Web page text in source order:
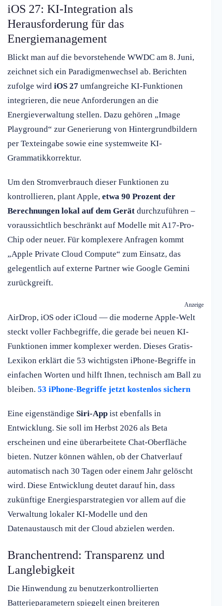
iOS 27: KI-Integration als
Herausforderung für das
Energiemanagement
Blickt man auf die bevorstehende WWDC am 8. Juni,
zeichnet sich ein Paradigmenwechsel ab. Berichten
zufolge wird iOS 27 umfangreiche KI-Funktionen
integrieren, die neue Anforderungen an die
Energieverwaltung stellen. Dazu gehören „Image
Playground“ zur Generierung von Hintergrundbildern
per Texteingabe sowie eine systemweite KI-
Grammatikkorrektur.
Um den Stromverbrauch dieser Funktionen zu
kontrollieren, plant Apple, etwa 90 Prozent der
Berechnungen lokal auf dem Gerät durchzuführen –
voraussichtlich beschränkt auf Modelle mit A17-Pro-
Chip oder neuer. Für komplexere Anfragen kommt
„Apple Private Cloud Compute“ zum Einsatz, das
gelegentlich auf externe Partner wie Google Gemini
zurückgreift.
Anzeige
AirDrop, iOS oder iCloud — die moderne Apple-Welt
steckt voller Fachbegriffe, die gerade bei neuen KI-
Funktionen immer komplexer werden. Dieses Gratis-
Lexikon erklärt die 53 wichtigsten iPhone-Begriffe in
einfachen Worten und hilft Ihnen, technisch am Ball zu
bleiben. 53 iPhone-Begriffe jetzt kostenlos sichern
Eine eigenständige Siri-App ist ebenfalls in
Entwicklung. Sie soll im Herbst 2026 als Beta
erscheinen und eine überarbeitete Chat-Oberfläche
bieten. Nutzer können wählen, ob der Chatverlauf
automatisch nach 30 Tagen oder einem Jahr gelöscht
wird. Diese Entwicklung deutet darauf hin, dass
zukünftige Energiesparstrategien vor allem auf die
Verwaltung lokaler KI-Modelle und den
Datenaustausch mit der Cloud abzielen werden.
Branchentrend: Transparenz und
Langlebigkeit
Die Hinwendung zu benutzerkontrollierten
Batterieparametern spiegelt einen breiteren